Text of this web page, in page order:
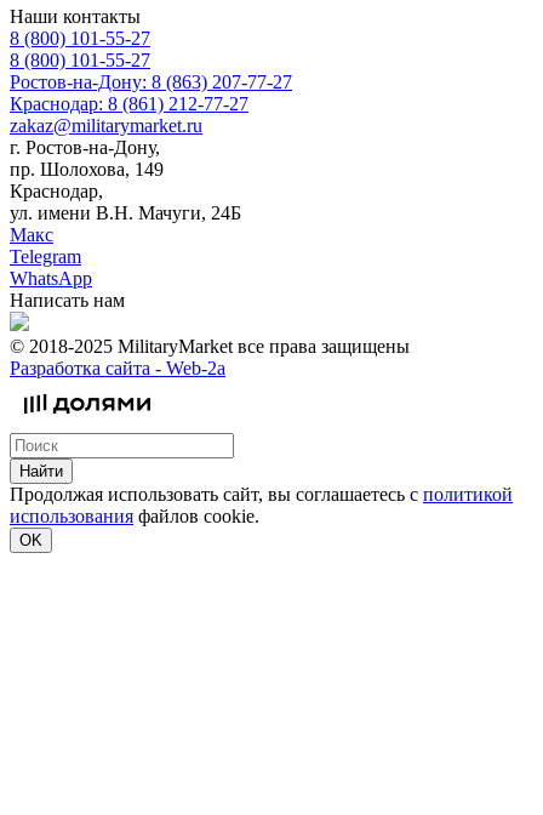
Наши контакты
8 (800) 101-55-27
8 (800) 101-55-27
Ростов-на-Дону: 8 (863) 207-77-27
Краснодар: 8 (861) 212-77-27
zakaz@militarymarket.ru
г. Ростов-на-Дону,
пр. Шолохова, 149
Краснодар,
ул. имени В.Н. Мачуги, 24Б
Макс
Telegram
WhatsApp
Написать нам
© 2018-2025 MilitaryMarket все права защищены
Разработка сайта - Web-2a
Найти
Продолжая использовать сайт, вы соглашаетесь с политикой
использования файлов cookie.
OK